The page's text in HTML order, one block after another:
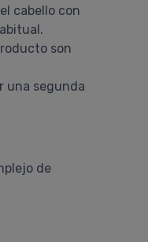
cabello con
son
una segunda
de